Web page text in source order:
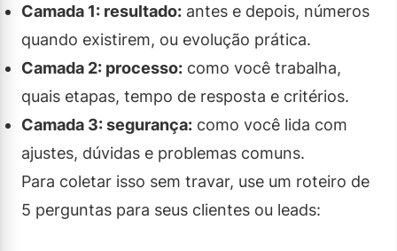
Camada 1: resultado: antes e depois, números
quando existirem, ou evolução prática.
Camada 2: processo: como você trabalha,
quais etapas, tempo de resposta e critérios.
Camada 3: segurança: como você lida com
ajustes, dúvidas e problemas comuns.
Para coletar isso sem travar, use um roteiro de
5 perguntas para seus clientes ou leads: